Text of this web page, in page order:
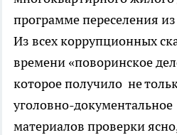
программе переселения
Из всех коррупционных
времени «поворинское
которое получило не
уголовно-
материалов проверки